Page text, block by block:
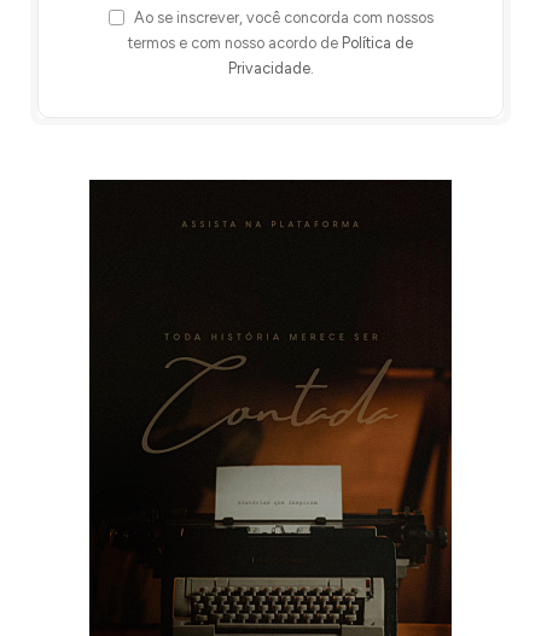
Ao se inscrever, você concorda com nossos
termos e com nosso acordo de Política de
Privacidade.